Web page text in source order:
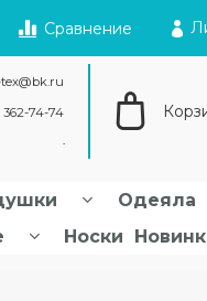
Сравнение
362-74-74
Одеяла
Носки